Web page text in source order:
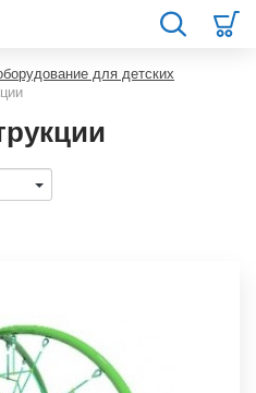
для детских